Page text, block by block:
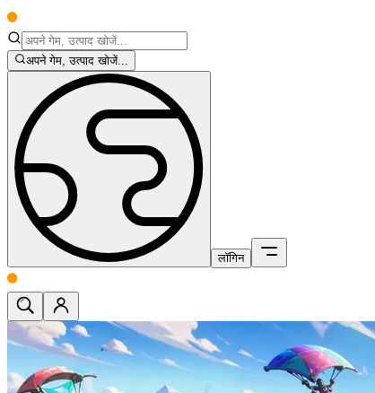
अपने गेम, उत्पाद खोजें...
लॉगिन